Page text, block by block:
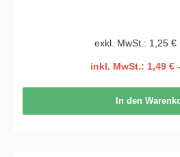
exkl. MwSt.: 1,25 €
inkl. MwSt.: 1,49 €
In den